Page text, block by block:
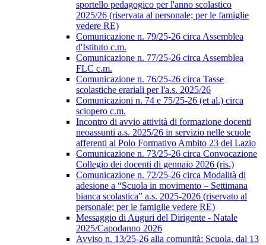
sportello pedagogico per l'anno scolastico
2025/26 (riservata al personale; per le famiglie
vedere RE)
Comunicazione n. 79/25-26 circa Assemblea
d'Istituto c.m.
Comunicazione n. 77/25-26 circa Assemblea
FLC c.m.
Comunicazione n. 76/25-26 circa Tasse
scolastiche erariali per l'a.s. 2025/26
Comunicazioni n. 74 e 75/25-26 (et al.) circa
sciopero c.m.
Incontro di avvio attività di formazione docenti
neoassunti a.s. 2025/26 in servizio nelle scuole
afferenti al Polo Formativo Ambito 23 del Lazio
Comunicazione n. 73/25-26 circa Convocazione
Collegio dei docenti di gennaio 2026 (ris.)
Comunicazione n. 72/25-26 circa Modalità di
adesione a “Scuola in movimento – Settimana
bianca scolastica” a.s. 2025-2026 (riservato al
personale; per le famiglie vedere RE)
Messaggio di Auguri del Dirigente - Natale
2025/Capodanno 2026
Avviso n. 13/25-26 alla comunità: Scuola, dal 13